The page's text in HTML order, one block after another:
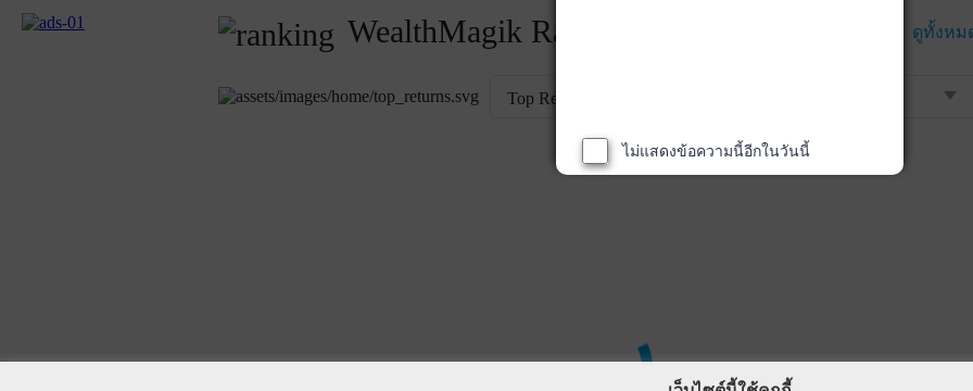
WealthMagik Rankings ดูทั้งหม
Top Returns
ไม่แสดงข้อความนี้อีกในวันนี้